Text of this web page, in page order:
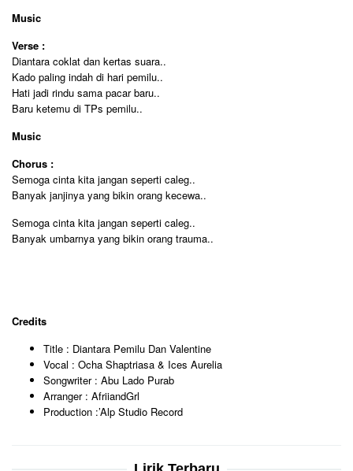
Music
Verse :
Diantara coklat dan kertas suara..
Kado paling indah di hari pemilu..
Hati jadi rindu sama pacar baru..
Baru ketemu di TPs pemilu..
Music
Chorus :
Semoga cinta kita jangan seperti caleg..
Banyak janjinya yang bikin orang kecewa..
Semoga cinta kita jangan seperti caleg..
Banyak umbarnya yang bikin orang trauma..
Credits
Title : Diantara Pemilu Dan Valentine
Vocal : Ocha Shaptriasa & Ices Aurelia
Songwriter : Abu Lado Purab
Arranger : AfriiandGrl
Production :’Alp Studio Record